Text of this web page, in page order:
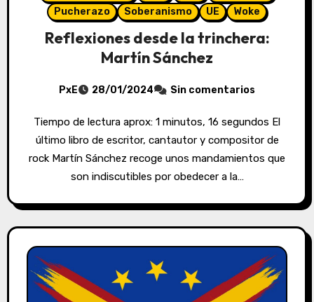
Pucherazo
Soberanismo UE Woke
Reflexiones desde la trinchera:
Martín Sánchez
PxE 28/01/2024 Sin comentarios
Tiempo de lectura aprox: 1 minutos, 16 segundos El
último libro de escritor, cantautor y compositor de
rock Martín Sánchez recoge unos mandamientos que
son indiscutibles por obedecer a la…